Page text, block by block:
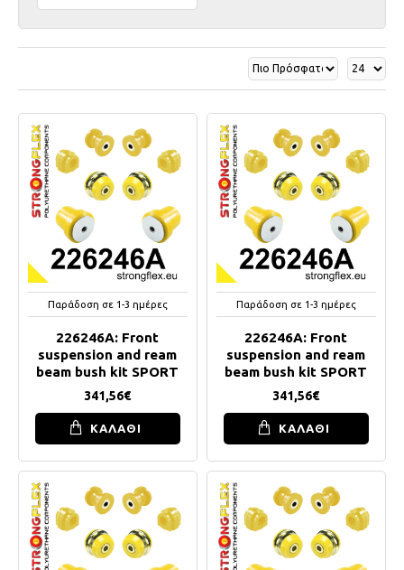
Παράδοση σε 1-3 ημέρες
226246A: Front
suspension and ream
beam bush kit SPORT
341,56€
ΚΑΛΑΘΙ
Παράδοση σε 1-3 ημέρες
226246A: Front
suspension and ream
beam bush kit SPORT
341,56€
ΚΑΛΑΘΙ